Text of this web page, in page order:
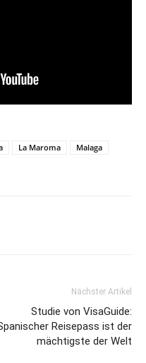
La Maroma
Malaga
Nächster Artikel
Studie von VisaGuide:
Reisepass ist der
mächtigste der Welt